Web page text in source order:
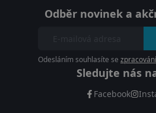
Odběr novinek a
Odesláním souhlasíte se
Sledujte nás
Facebook